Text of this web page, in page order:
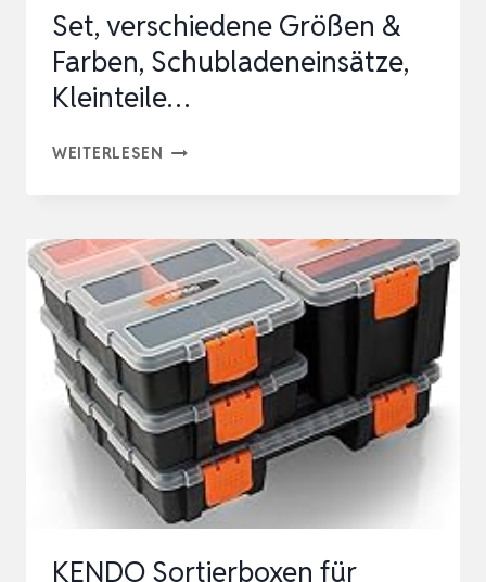
Set, verschiedene Größen &
Farben, Schubladeneinsätze,
Kleinteile…
WEITERLESEN SCHUBLADEN
SET,
VERSCHIEDENE
GRÖSSEN &
F
ARBEN, S
CHUBLADENEINSÄTZE, K
LEINTEILE…
KENDO Sortierboxen für